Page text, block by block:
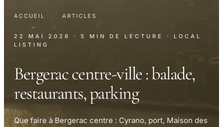
ACCUEIL · ARTICLES
22 MAI 2026 · 5 MIN DE LECTURE
· LOCAL
LISTING
Bergerac centre-ville : balade,
restaurants, parking
Que faire à Bergerac centre : Cyrano, port, Maison des